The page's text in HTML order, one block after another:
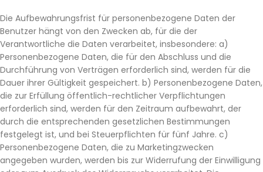
Die Aufbewahrungsfrist für personenbezogene Daten der
Benutzer hängt von den Zwecken ab, für die der
Verantwortliche die Daten verarbeitet, insbesondere: a)
Personenbezogene Daten, die für den Abschluss und die
Durchführung von Verträgen erforderlich sind, werden für die
Dauer ihrer Gültigkeit gespeichert. b) Personenbezogene Daten,
die zur Erfüllung öffentlich-rechtlicher Verpflichtungen
erforderlich sind, werden für den Zeitraum aufbewahrt, der
durch die entsprechenden gesetzlichen Bestimmungen
festgelegt ist, und bei Steuerpflichten für fünf Jahre. c)
Personenbezogene Daten, die zu Marketingzwecken
angegeben wurden, werden bis zur Widerrufung der Einwilligung